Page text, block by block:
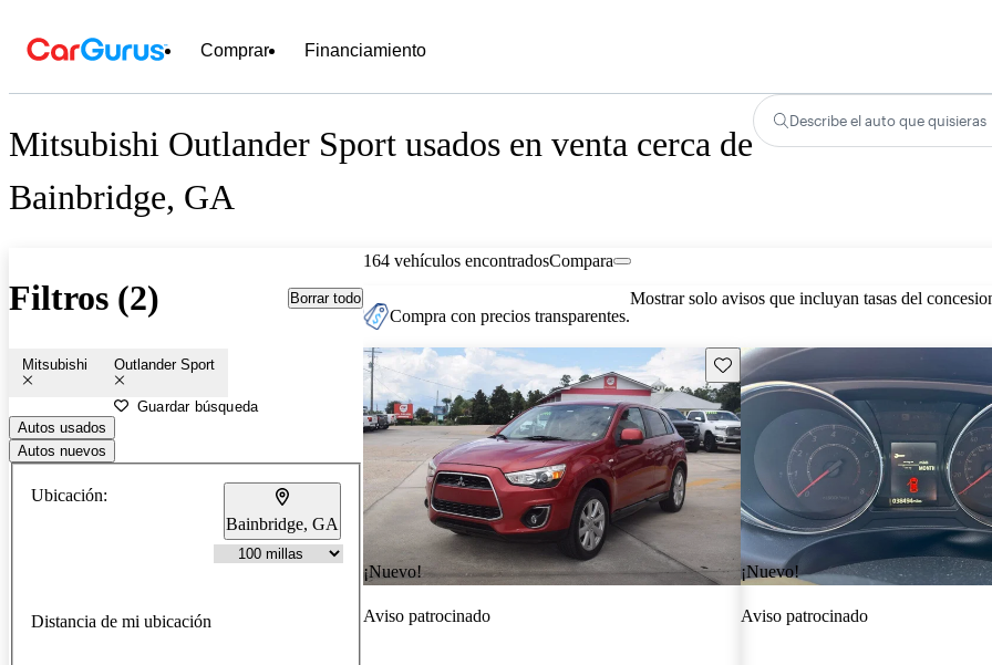
Comprar Financiamiento
Mitsubishi Outlander Sport usados en venta cerca de
Bainbridge, GA
Describe el auto que quisieras
Filtros (2) Borrar todo
Mitsubishi Outlander Sport
Guardar búsqueda
Autos usados
Autos nuevos
Ubicación:
Bainbridge, GA
Distancia de mi ubicación
164 vehículos encontradosCompara
Compra con precios transparentes.
Mostrar solo avisos que incluyan tasas del
¡Nuevo!
Guarda este Aviso
Aviso patrocinado
¡Nuevo!
Aviso patrocinado